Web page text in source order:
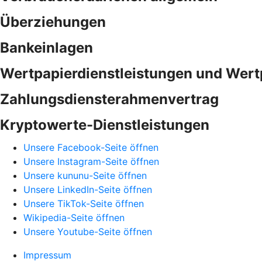
Überziehungen
Bankeinlagen
Wertpapierdienstleistungen und
Zahlungsdiensterahmenvertrag
Kryptowerte-Dienstleistungen
Unsere Facebook-Seite öffnen
Unsere Instagram-Seite öffnen
Unsere kununu-Seite öffnen
Unsere LinkedIn-Seite öffnen
Unsere TikTok-Seite öffnen
Wikipedia-Seite öffnen
Unsere Youtube-Seite öffnen
Impressum